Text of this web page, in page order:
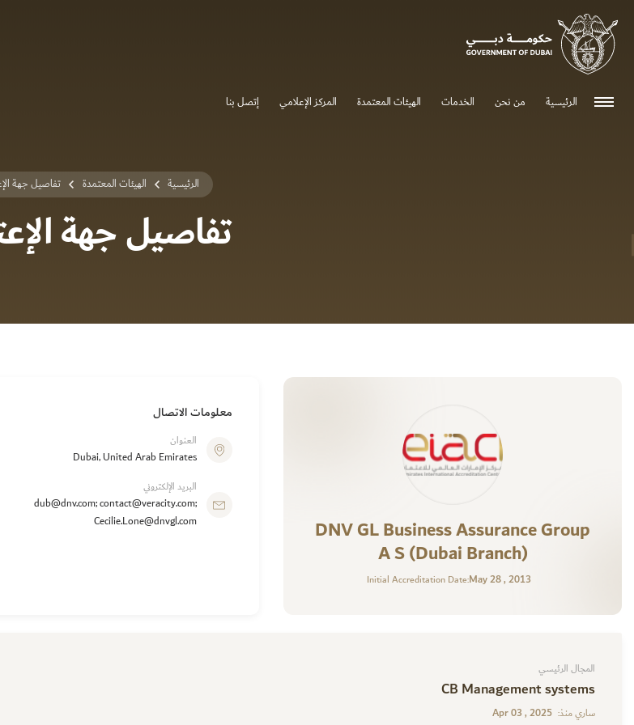
الرئيسية من نحن الخدمات الهيئات المعتمدة المركز الإعلامي إتصل بنا
الرئيسية الهيئات المعتمدة تفاصيل جهة
تفاصيل جهة
DNV GL Business Assurance Group
A S (Dubai Branch)
Initial Accreditation Date:May 28 , 2013
معلومات الاتصال
العنوان
Dubai, United Arab Emirates
البريد الإلكتروني
dub@dnv.com; contact@veracity.com;
Cecilie.Lone@dnvgl.com
المجال الرئيسي
CB Management systems
ساري منذ: Apr 03 , 2025